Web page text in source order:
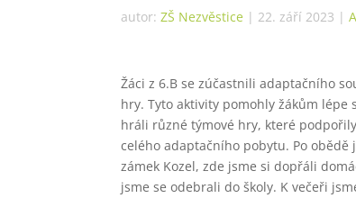
autor:ZŠ Nezvěstice | 22. září 2023 |
Žáci z 6.B se zúčastnili adaptačního
hry. Tyto aktivity pomohly žákům
hráli různé týmové hry, které
celého adaptačního pobytu. Po
zámek Kozel, zde jsme si dopřáli
jsme se odebrali do školy. K večeři